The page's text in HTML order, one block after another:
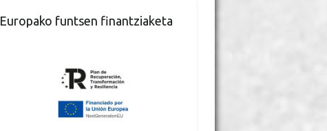
Europako funtsen finantziaketa